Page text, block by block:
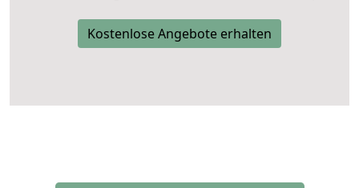
Kostenlose Angebote erhalten